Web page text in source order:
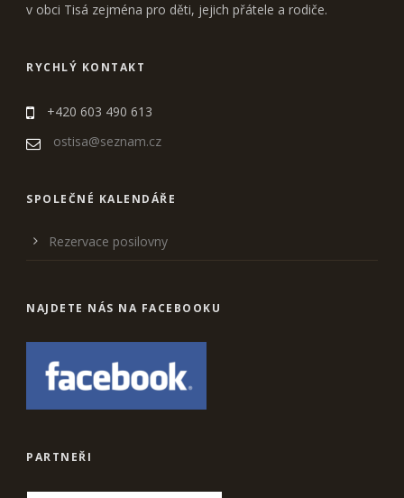
v obci Tisá zejména pro děti, jejich přátele a rodiče.
RYCHLÝ KONTAKT
+420 603 490 613
ostisa@seznam.cz
SPOLEČNÉ KALENDÁŘE
Rezervace posilovny
NAJDETE NÁS NA FACEBOOKU
PARTNEŘI